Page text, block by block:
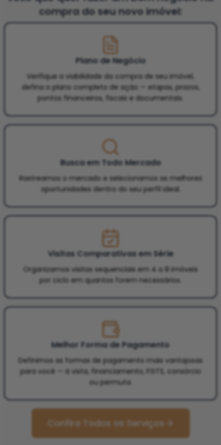
compra do seu novo imóvel:
Plano de Negócio
Verifique a viabilidade da compra de seu imóvel,
defina o plano completo de ação — etapas, prazos,
pontos financeiros, fiscais e documentais.
Busca em Todo Mercado
Rastreamos o mercado e selecionamos as melhores
oportunidades dentro do seu perfil ideal.
Visitas Comparativas em Série
Organizamos visitas sequenciais em 4 a 8 imóveis
por ciclo em quantos forem necessários.
Melhor Forma de Pagamento
Definimos as formas de pagamento mais vantajosas
para você — à vista, financiamento, FGTS, consórcio
ou permuta.
Confira Todos os Serviços